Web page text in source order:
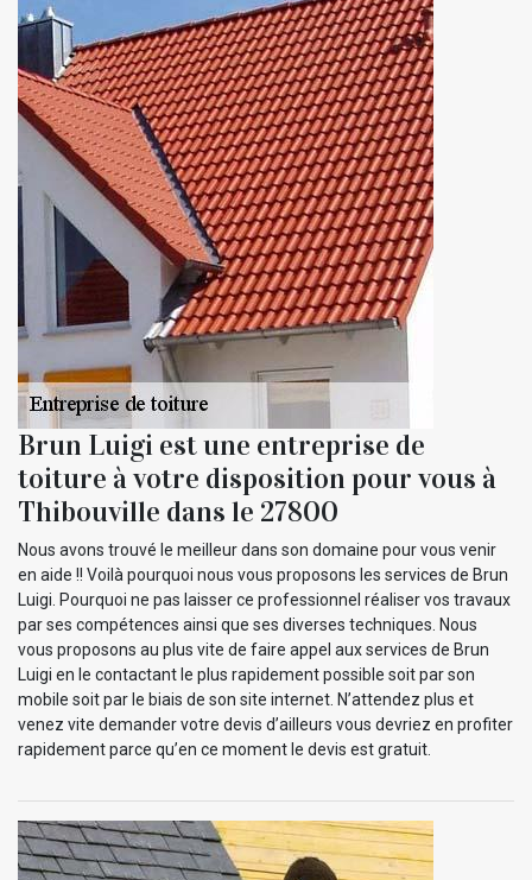
Brun Luigi est une entreprise de
toiture à votre disposition pour vous à
Thibouville dans le 27800
Nous avons trouvé le meilleur dans son domaine pour vous venir
en aide !! Voilà pourquoi nous vous proposons les services de Brun
Luigi. Pourquoi ne pas laisser ce professionnel réaliser vos travaux
par ses compétences ainsi que ses diverses techniques. Nous
vous proposons au plus vite de faire appel aux services de Brun
Luigi en le contactant le plus rapidement possible soit par son
mobile soit par le biais de son site internet. N’attendez plus et
venez vite demander votre devis d’ailleurs vous devriez en profiter
rapidement parce qu’en ce moment le devis est gratuit.